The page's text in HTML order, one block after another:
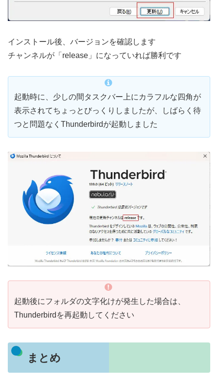
インストール後、バージョンを確認します
チャンネルが「release」になっていれば勝利です
起動時に、少しの間タスクバー上にカラフルな四角が
表示されてちょっとびっくりしましたが、しばらく待
つと問題なくThunderbirdが起動しました
起動後にフォルダの文字化けが発生した場合は、
Thunderbirdを再起動してください
まとめ